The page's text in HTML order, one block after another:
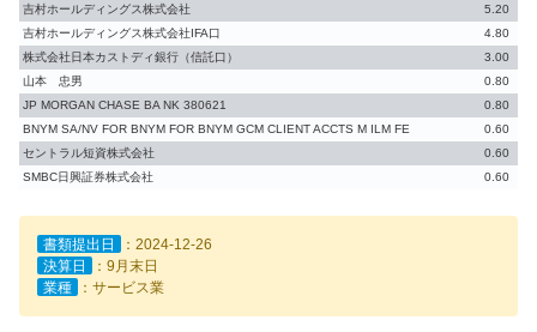
吉村ホールディングス株式会社
5.20
吉村ホールディングス株式会社IFA口
4.80
株式会社日本カストディ銀行（信託口）
3.00
山本 忠男
0.80
JP MORGAN CHASE BA NK 380621
0.80
BNYM SA/NV FOR BNYM FOR BNYM GCM CLIENT ACCTS M ILM FE
0.60
セントラル短資株式会社
0.60
SMBC日興証券株式会社
0.60
書類提出日
：2024-12-26
決算日
：9月末日
業種
：サービス業